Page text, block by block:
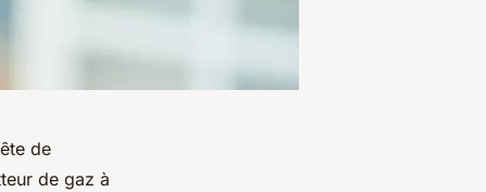
de
de gaz à